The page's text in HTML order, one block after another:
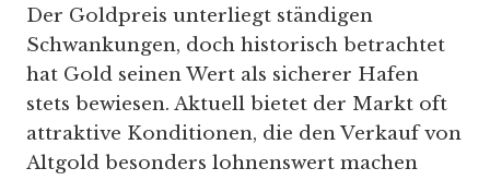
Der Goldpreis unterliegt ständigen
Schwankungen, doch historisch betrachtet
hat Gold seinen Wert als sicherer Hafen
stets bewiesen. Aktuell bietet der Markt oft
attraktive Konditionen, die den Verkauf von
Altgold besonders lohnenswert machen